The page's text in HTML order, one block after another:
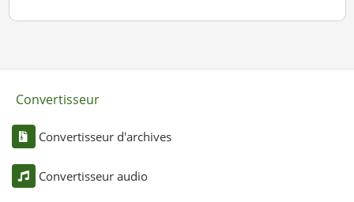
Convertisseur
Convertisseur d'archives
Convertisseur audio